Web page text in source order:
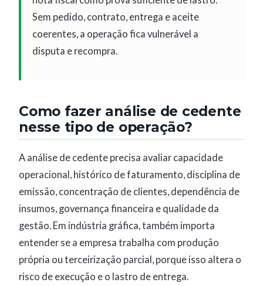
Sem pedido, contrato, entrega e aceite
coerentes, a operação fica vulnerável a
disputa e recompra.
Como fazer análise de cedente
nesse tipo de operação?
A análise de cedente precisa avaliar capacidade
operacional, histórico de faturamento, disciplina de
emissão, concentração de clientes, dependência de
insumos, governança financeira e qualidade da
gestão. Em indústria gráfica, também importa
entender se a empresa trabalha com produção
própria ou terceirização parcial, porque isso altera o
risco de execução e o lastro de entrega.